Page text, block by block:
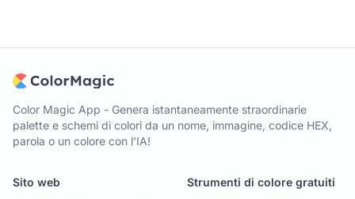
Color Magic App - Genera istantaneamente straordinarie
palette e schemi di colori da un nome, immagine, codice HEX,
parola o un colore con l'IA!
Sito web
Strumenti di colore gratuiti